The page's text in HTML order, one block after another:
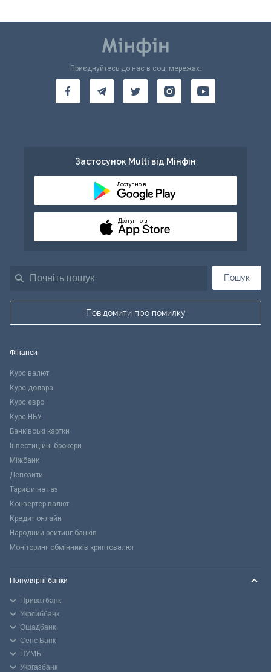
Пошук
Повідомити про помилку
Приєднуйтесь до нас в соц. мережах:
Застосунок Multi від Мінфін
Доступно в
Доступно в
Фінанси
Курс валют
Курс долара
Курс євро
Курс НБУ
Банківські картки
Інвестиційні брокери
Міжбанк
Депозити
Тарифи на газ
Конвертер валют
Кредит онлайн
Народний рейтинг банків
Моніторинг обмінників криптовалют
Популярні банки
Приватбанк
Укрсиббанк
Ощадбанк
Сенс Банк
ПУМБ
Укргазбанк